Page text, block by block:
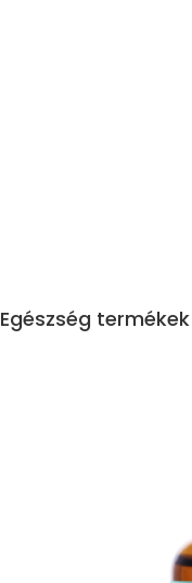
Egészség termékek